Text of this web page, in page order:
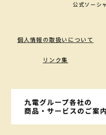
個人情報の取扱いについて
リンク集
公式ソーシ